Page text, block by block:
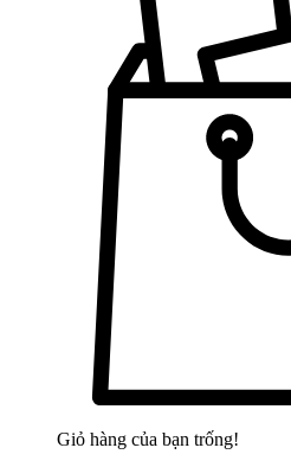
Giỏ hàng của bạn trống!